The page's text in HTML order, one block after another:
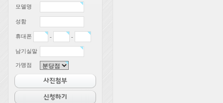
모델명
성함
휴대폰 - -
남기실말
가맹점